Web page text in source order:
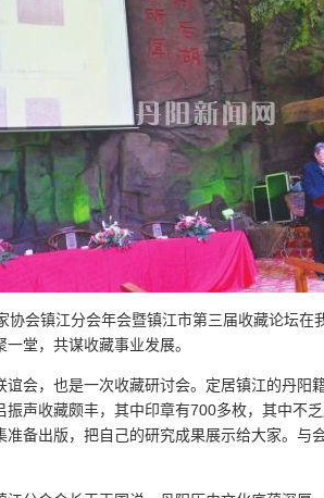
协会镇江分会年会暨镇江市第三届收藏论坛在
堂，共谋收藏事业发展。
谊会，也是一次收藏研讨会。定居镇江的丹阳
振声收藏颇丰，其中印章有700多枚，其中不
准备出版，把自己的研究成果展示给大家。与